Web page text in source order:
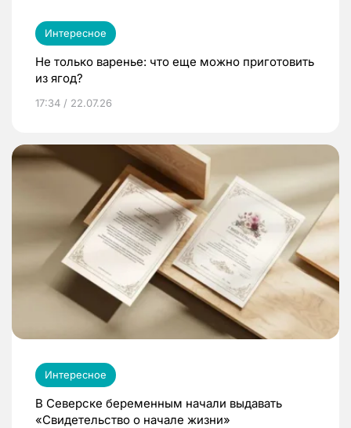
Интересное
Не только варенье: что еще можно приготовить
из ягод?
17:34 / 22.07.26
Интересное
В Северске беременным начали выдавать
«Свидетельство о начале жизни»